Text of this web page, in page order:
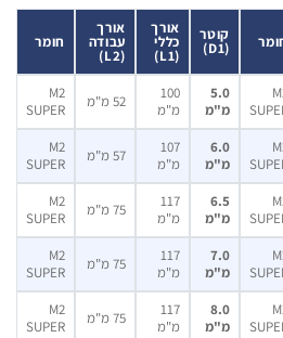
קוטר
(D1)
אורך
כללי
(L1)
אורך
עבודה
(L2)
חומר
מ"מ
100
מ"מ
52 מ"מ
M2
SUPER
מ"מ
107
מ"מ
57 מ"מ
M2
SUPER
מ"מ
117
מ"מ
75 מ"מ
M2
SUPER
מ"מ
117
מ"מ
75 מ"מ
M2
SUPER
מ"מ
117
מ"מ
75 מ"מ
M2
SUPER